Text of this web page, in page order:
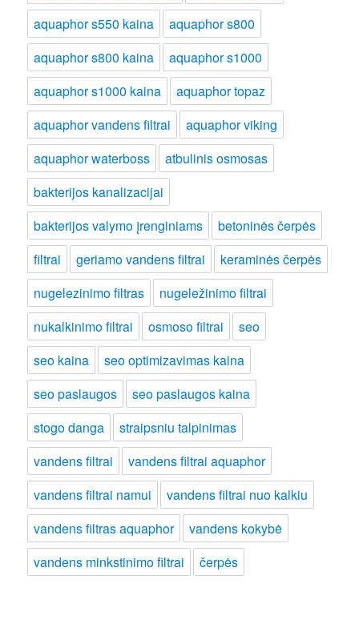
aquaphor s550 kaina
aquaphor s800
aquaphor s800 kaina
aquaphor s1000
aquaphor s1000 kaina
aquaphor topaz
aquaphor vandens filtrai
aquaphor viking
aquaphor waterboss
atbulinis osmosas
bakterijos kanalizacijai
bakterijos valymo įrenginiams
betoninės čerpės
filtrai
geriamo vandens filtrai
keraminės čerpės
nugelezinimo filtras
nugeležinimo filtrai
nukalkinimo filtrai
osmoso filtrai
seo
seo kaina
seo optimizavimas kaina
seo paslaugos
seo paslaugos kaina
stogo danga
straipsniu talpinimas
vandens filtrai
vandens filtrai aquaphor
vandens filtrai namui
vandens filtrai nuo kalkiu
vandens filtras aquaphor
vandens kokybė
vandens minkstinimo filtrai
čerpės